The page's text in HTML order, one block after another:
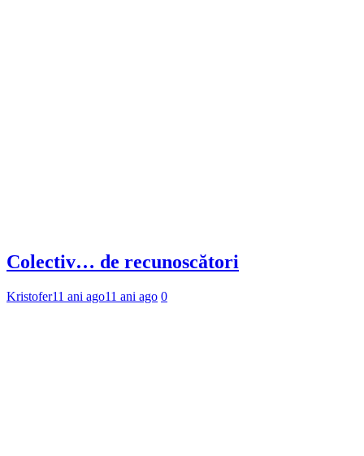
Colectiv… de recunoscători
Kristofer11 ani ago11 ani ago 0